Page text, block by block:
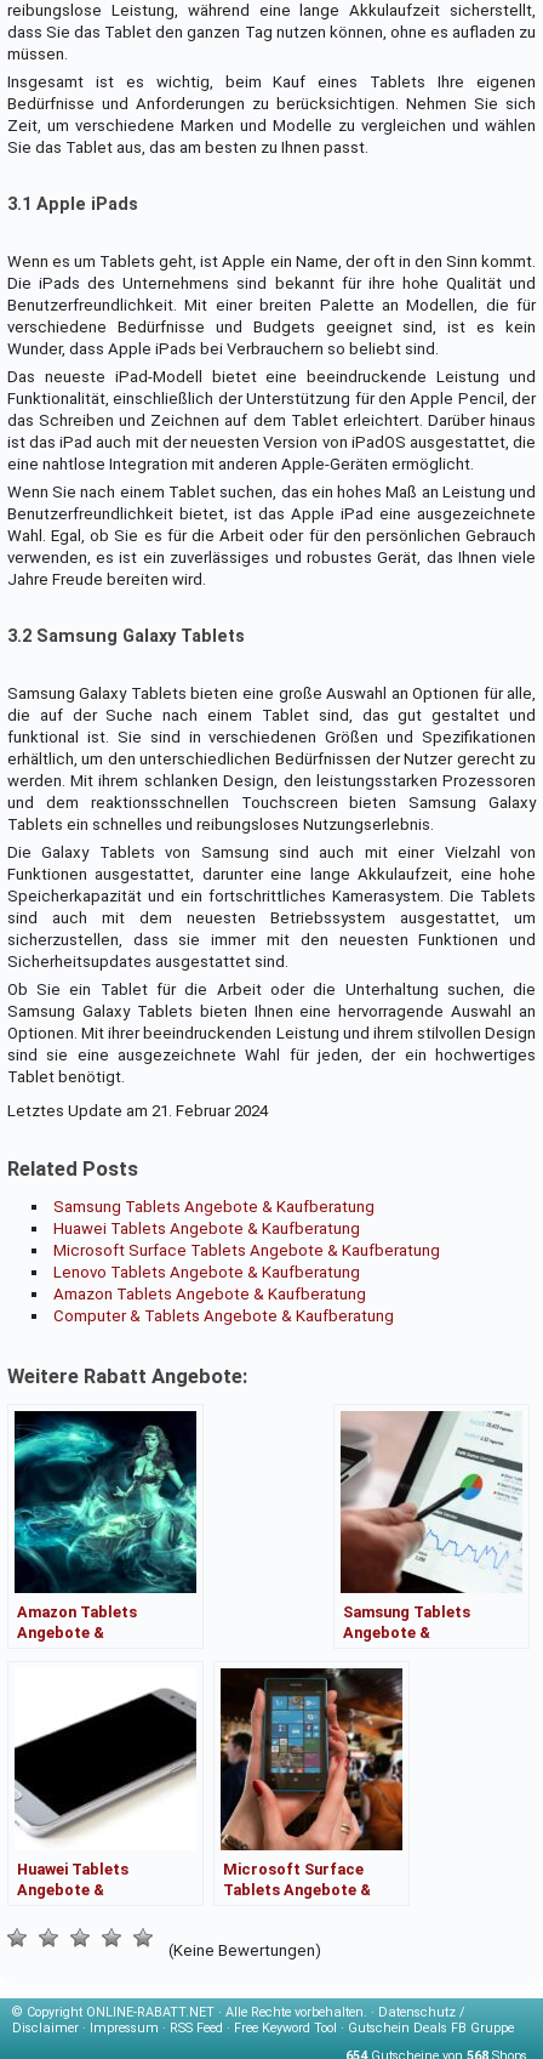
reibungslose Leistung, während eine lange Akkulaufzeit sicherstellt,
dass Sie das Tablet den ganzen Tag nutzen können, ohne es aufladen zu
müssen.
Insgesamt ist es wichtig, beim Kauf eines Tablets Ihre eigenen
Bedürfnisse und Anforderungen zu berücksichtigen. Nehmen Sie sich
Zeit, um verschiedene Marken und Modelle zu vergleichen und wählen
Sie das Tablet aus, das am besten zu Ihnen passt.
3.1 Apple iPads
Wenn es um Tablets geht, ist Apple ein Name, der oft in den Sinn kommt.
Die iPads des Unternehmens sind bekannt für ihre hohe Qualität und
Benutzerfreundlichkeit. Mit einer breiten Palette an Modellen, die für
verschiedene Bedürfnisse und Budgets geeignet sind, ist es kein
Wunder, dass Apple iPads bei Verbrauchern so beliebt sind.
Das neueste iPad-Modell bietet eine beeindruckende Leistung und
Funktionalität, einschließlich der Unterstützung für den Apple Pencil, der
das Schreiben und Zeichnen auf dem Tablet erleichtert. Darüber hinaus
ist das iPad auch mit der neuesten Version von iPadOS ausgestattet, die
eine nahtlose Integration mit anderen Apple-Geräten ermöglicht.
Wenn Sie nach einem Tablet suchen, das ein hohes Maß an Leistung und
Benutzerfreundlichkeit bietet, ist das Apple iPad eine ausgezeichnete
Wahl. Egal, ob Sie es für die Arbeit oder für den persönlichen Gebrauch
verwenden, es ist ein zuverlässiges und robustes Gerät, das Ihnen viele
Jahre Freude bereiten wird.
3.2 Samsung Galaxy Tablets
Samsung Galaxy Tablets bieten eine große Auswahl an Optionen für alle,
die auf der Suche nach einem Tablet sind, das gut gestaltet und
funktional ist. Sie sind in verschiedenen Größen und Spezifikationen
erhältlich, um den unterschiedlichen Bedürfnissen der Nutzer gerecht zu
werden. Mit ihrem schlanken Design, den leistungsstarken Prozessoren
und dem reaktionsschnellen Touchscreen bieten Samsung Galaxy
Tablets ein schnelles und reibungsloses Nutzungserlebnis.
Die Galaxy Tablets von Samsung sind auch mit einer Vielzahl von
Funktionen ausgestattet, darunter eine lange Akkulaufzeit, eine hohe
Speicherkapazität und ein fortschrittliches Kamerasystem. Die Tablets
sind auch mit dem neuesten Betriebssystem ausgestattet, um
sicherzustellen, dass sie immer mit den neuesten Funktionen und
Sicherheitsupdates ausgestattet sind.
Ob Sie ein Tablet für die Arbeit oder die Unterhaltung suchen, die
Samsung Galaxy Tablets bieten Ihnen eine hervorragende Auswahl an
Optionen. Mit ihrer beeindruckenden Leistung und ihrem stilvollen Design
sind sie eine ausgezeichnete Wahl für jeden, der ein hochwertiges
Tablet benötigt.
Letztes Update am 21. Februar 2024
Related Posts
Samsung Tablets Angebote & Kaufberatung
Huawei Tablets Angebote & Kaufberatung
Microsoft Surface Tablets Angebote & Kaufberatung
Lenovo Tablets Angebote & Kaufberatung
Amazon Tablets Angebote & Kaufberatung
Computer & Tablets Angebote & Kaufberatung
Weitere Rabatt Angebote:
Amazon Tablets
Angebote &
Samsung Tablets
Angebote &
Huawei Tablets
Angebote &
Microsoft Surface
Tablets Angebote &
(Keine Bewertungen)
© Copyright ONLINE-RABATT.NET · Alle Rechte vorbehalten. · Datenschutz /
Disclaimer · Impressum · RSS Feed · Free Keyword Tool · Gutschein Deals FB Gruppe
654Gutscheine von 568 Shops.